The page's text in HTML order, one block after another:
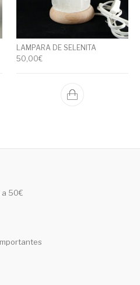
LAMPARA DE SELENITA
50,00€
a 50€